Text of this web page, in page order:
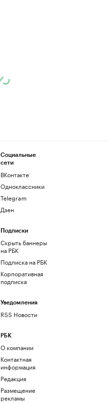
Социальные
сети
ВКонтакте
Одноклассники
Telegram
Дзен
Подписки
Скрыть баннеры
на РБК
Подписка на РБК
Корпоративная
подписка
Уведомления
RSS Новости
РБК
О компании
Контактная
информация
Редакция
Размещение
рекламы